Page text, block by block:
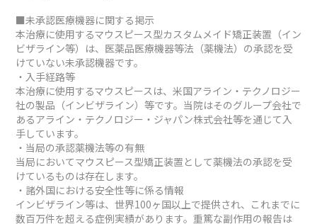
■未承認医療機器に関する掲示
本治療に使用するマウスピース型カスタムメイド矯正装置（イン
ビザライン等）は、医薬品医療機器等法（薬機法）の承認を受
けていない未承認機器です。
・入手経路等
本治療に使用するマウスピースは、米国アライン・テクノロジー
社の製品（インビザライン）等です。当院はそのグループ会社で
あるアライン・テクノロジー・ジャパン株式会社等を通じて入
手しています。
・当局の承認薬機法等の有無
当局においてマウスピース型矯正装置として薬機法の承認を受
けているものは存在します。
・諸外国における安全性等に係る情報
インビザライン等は、世界100ヶ国以上で提供され、これまでに
数百万件を超える症例実績があります。重篤な副作用の報告は